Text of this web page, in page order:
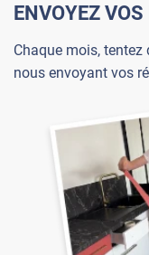
ENVOYEZ
Chaque mois,
nous envoyant vos